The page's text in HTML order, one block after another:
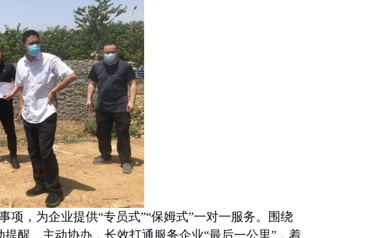
项，为企业提供“专员式”“保姆式”一对一服务。围绕
醒、主动协办，长效打通服务企业“最后一公里”，着